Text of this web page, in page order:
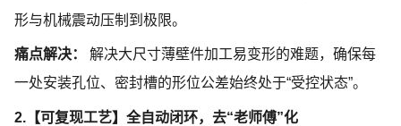
形与机械震动压制到极限。
痛点解决：
解决大尺寸薄壁件加工易变形的难题，确保每
一处安装孔位、密封槽的形位公差始终处于“受控状态”。
2. 【可复现工艺】全自动闭环，去“老师傅”化